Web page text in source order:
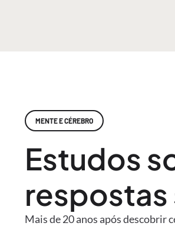
MENTE E CÉREBRO
Estudos
respostas
Mais de 20 anos após descobrir